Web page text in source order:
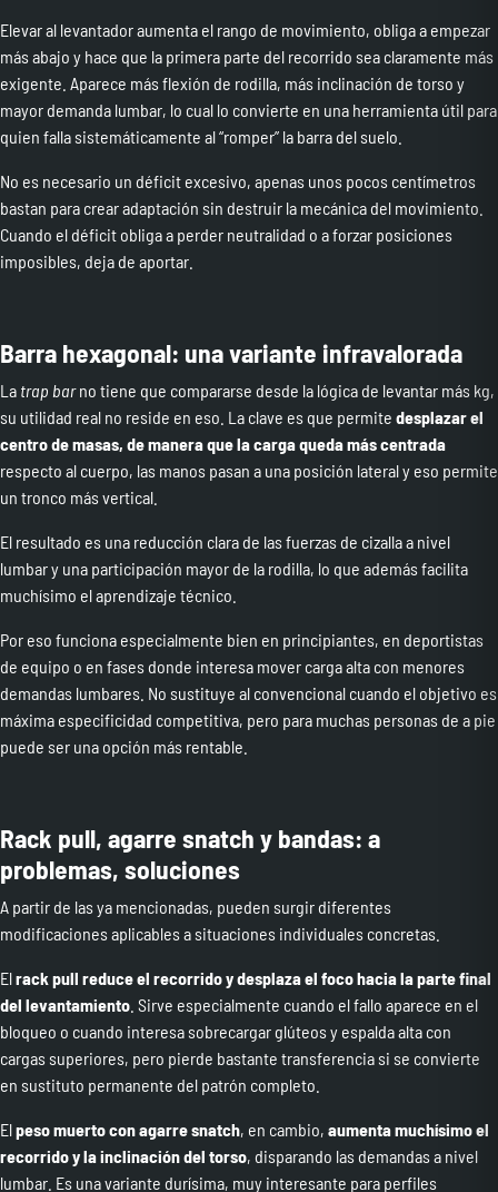
Elevar al levantador aumenta el rango de movimiento, obliga a empezar
más abajo y hace que la primera parte del recorrido sea claramente más
exigente. Aparece más flexión de rodilla, más inclinación de torso y
mayor demanda lumbar, lo cual lo convierte en una herramienta útil para
quien falla sistemáticamente al “romper” la barra del suelo.
No es necesario un déficit excesivo, apenas unos pocos centímetros
bastan para crear adaptación sin destruir la mecánica del movimiento.
Cuando el déficit obliga a perder neutralidad o a forzar posiciones
imposibles, deja de aportar.
Barra hexagonal: una variante infravalorada
La trap barno tiene que compararse desde la lógica de levantar más kg,
su utilidad real no reside en eso. La clave es que permite desplazar el
centro de masas, de manera que la carga queda más centrada
respecto al cuerpo, las manos pasan a una posición lateral y eso permite
un tronco más vertical.
El resultado es una reducción clara de las fuerzas de cizalla a nivel
lumbar y una participación mayor de la rodilla, lo que además facilita
muchísimo el aprendizaje técnico.
Por eso funciona especialmente bien en principiantes, en deportistas
de equipo o en fases donde interesa mover carga alta con menores
demandas lumbares. No sustituye al convencional cuando el objetivo es
máxima especificidad competitiva, pero para muchas personas de a pie
puede ser una opción más rentable.
Rack pull, agarre snatch y bandas: a
problemas, soluciones
A partir de las ya mencionadas, pueden surgir diferentes
modificaciones aplicables a situaciones individuales concretas.
Elrack pull reduce el recorrido y desplaza el foco hacia la parte final
del levantamiento . Sirve especialmente cuando el fallo aparece en el
bloqueo o cuando interesa sobrecargar glúteos y espalda alta con
cargas superiores, pero pierde bastante transferencia si se convierte
en sustituto permanente del patrón completo.
Elpeso muerto con agarre snatch, en cambio, aumenta muchísimo el
recorrido y la inclinación del torso, disparando las demandas a nivel
lumbar. Es una variante durísima, muy interesante para perfiles